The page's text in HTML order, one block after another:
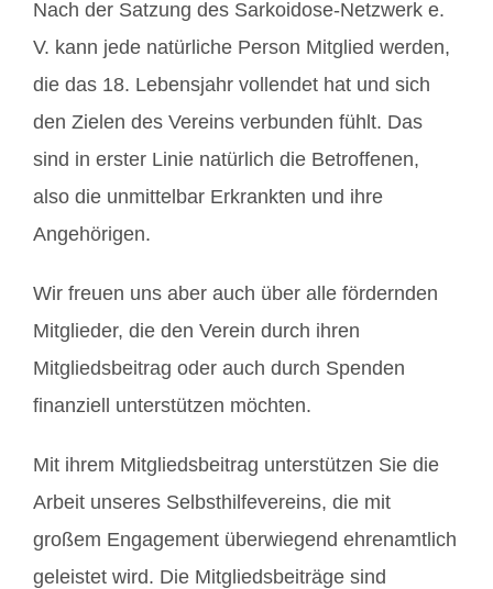
Mitglieder / Login
Kontakt
Nach der Satzung des Sarkoidose-Netzwerk e.
V. kann jede natürliche Person Mitglied werden,
die das 18. Lebensjahr vollendet hat und sich
den Zielen des Vereins verbunden fühlt. Das
sind in erster Linie natürlich die Betroffenen,
also die unmittelbar Erkrankten und ihre
Angehörigen.
Wir freuen uns aber auch über alle fördernden
Mitglieder, die den Verein durch ihren
Mitgliedsbeitrag oder auch durch Spenden
finanziell unterstützen möchten.
Mit ihrem Mitgliedsbeitrag unterstützen Sie die
Arbeit unseres Selbsthilfevereins, die mit
großem Engagement überwiegend ehrenamtlich
geleistet wird. Die Mitgliedsbeiträge sind